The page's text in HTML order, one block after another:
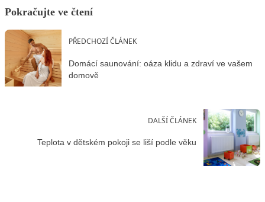
Pokračujte ve čtení
PŘEDCHOZÍ ČLÁNEK
Domácí saunování: oáza klidu a zdraví ve vašem
domově
DALŠÍ ČLÁNEK
Teplota v dětském pokoji se liší podle věku